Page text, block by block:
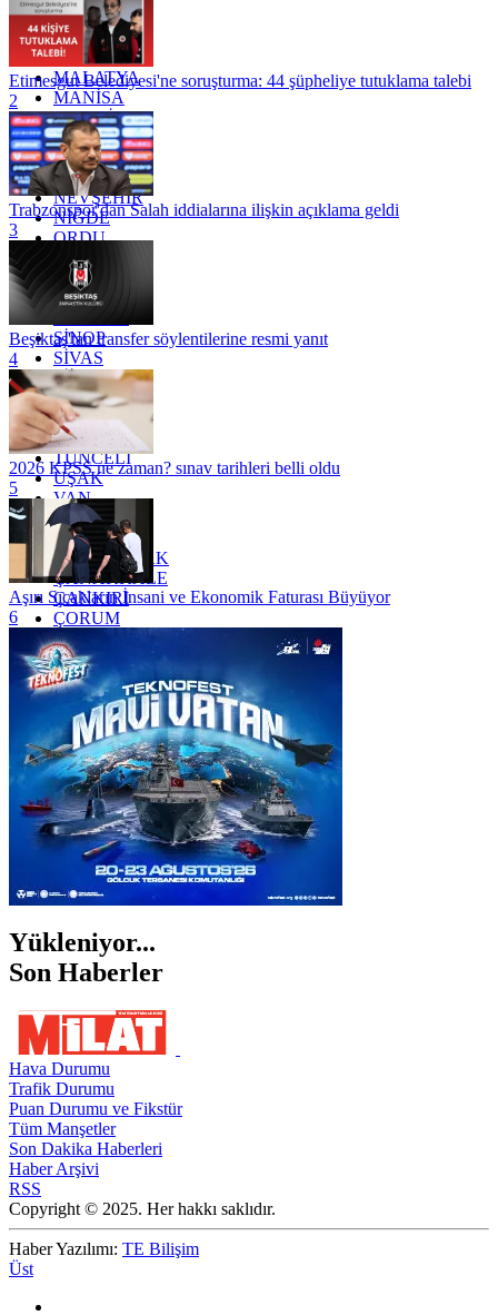
KONYA
KÜTAHYA
KİLİS
MALATYA
MANİSA
MARDİN
MERSİN
MUĞLA
MUŞ
NEVŞEHİR
NİĞDE
ORDU
OSMANİYE
RİZE
SAKARYA
SİNOP
SİVAS
SİİRT
TEKİRDAĞ
TOKAT
TRABZON
TUNCELİ
UŞAK
VAN
YALOVA
YOZGAT
ZONGULDAK
ÇANAKKALE
ÇANKIRI
ÇORUM
İSTANBUL
İZMİR
ŞANLIURFA
ŞIRNAK
Etimesgut Belediyesi'ne soruşturma: 44 şüpheliye tutuklama talebi
2
Trabzonspor'dan Salah iddialarına ilişkin açıklama geldi
3
Beşiktaş'tan transfer söylentilerine resmi yanıt
4
2026 KPSS ne zaman? sınav tarihleri belli oldu
5
Aşırı Sıcakların İnsani ve Ekonomik Faturası Büyüyor
6
Yükleniyor...
Son Haberler
Hava Durumu
Trafik Durumu
Puan Durumu ve Fikstür
Tüm Manşetler
Son Dakika Haberleri
Haber Arşivi
RSS
Copyright © 2025. Her hakkı saklıdır.
Haber Yazılımı: TE Bilişim
Üst